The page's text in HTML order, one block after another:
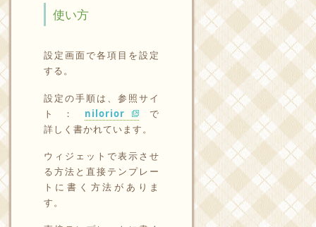
使い方
設定画面で各項目を設定
する。
設定の手順は、参照サイ
ト ：
nilorior
で
詳しく書かれています。
ウィジェットで表示させ
る方法と直接テンプレー
トに書く方法がありま
す。